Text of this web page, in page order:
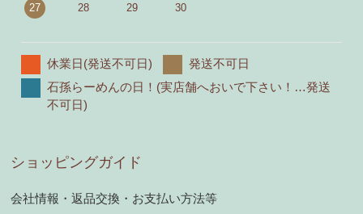
27 28 29 30
休業日(発送不可日)
発送不可日
石孫らーめんの日！(実店舗へおいで下さい！…発送
不可日)
ショッピングガイド
会社情報・返品交換・お支払い方法等